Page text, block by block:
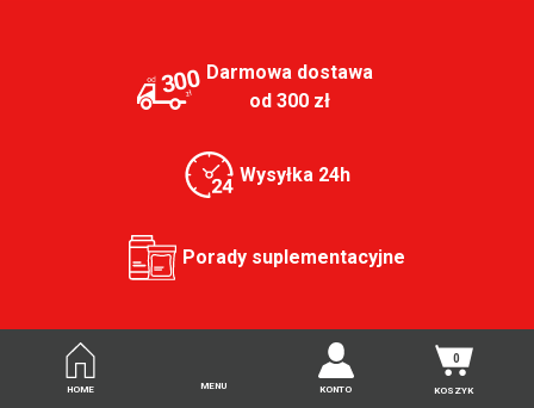
HOME MENU KONTO
0
KOSZYK
300 Darmowa dostawa
od 300 zł
Wysyłka 24h
Porady suplementacyjne